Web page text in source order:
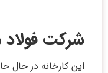
شرکت فولاد